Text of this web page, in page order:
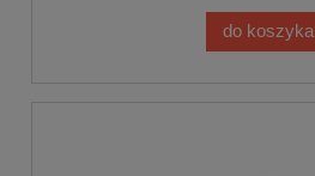
do koszyka